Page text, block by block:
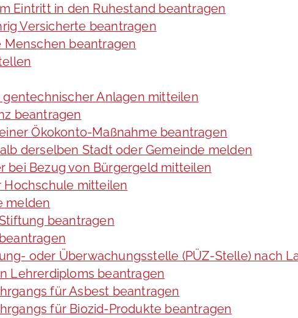
Eintritt in den Ruhestand beantragen
Versicherte beantragen
beantragen
Anlagen mitteilen
beantragen
Ökokonto-Maßnahme beantragen
derselben Stadt oder Gemeinde melden
bei Bezug von Bürgergeld mitteilen
Hochschule mitteilen
melden
beantragen
oder Überwachungsstelle (PÜZ-Stelle) nach
Lehrerdiploms beantragen
für Asbest beantragen
für Biozid-Produkte beantragen